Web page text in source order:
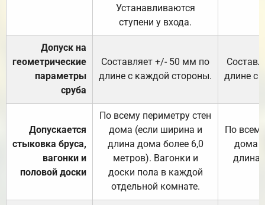
Устанавливаются
ступени у входа.
Допуск на
геометрические
параметры
сруба
Составляет +/- 50 мм по
длине с каждой стороны.
длине с
Допускается
стыковка бруса,
вагонки и
половой доски
По всему периметру стен
дома (если ширина и
длина дома более 6,0
метров). Вагонки и
доски пола в каждой
отдельной комнате.
По
дома
длина